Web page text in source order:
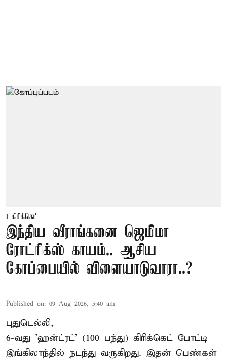
கிரிக்கெட்
இந்திய வீராங்கனை ஜெமிமா
ரோட்ரிக்ஸ் காயம்.. ஆசிய
கோப்பையில் விளையாடுவாரா..?
Published on: 09 Aug 2026, 5:40 am
புதுடெல்லி,
6-வது 'ஹன்ட்ரட்' (100 பந்து) கிரிக்கெட் போட்டி
இங்கிலாந்தில் நடந்து வருகிறது. இதன் பெண்கள்